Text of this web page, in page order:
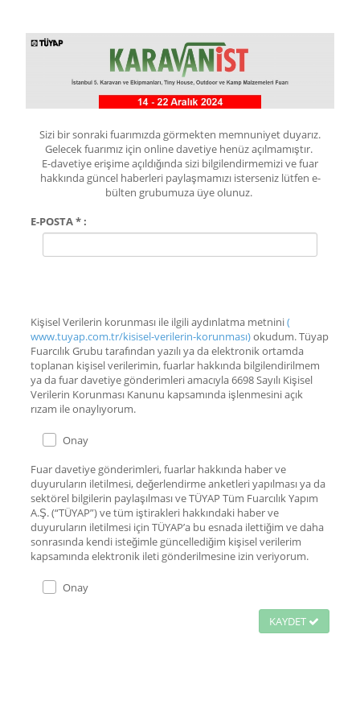
Sizi bir sonraki fuarımızda görmekten memnuniyet duyarız.
Gelecek fuarımız için online davetiye henüz açılmamıştır.
E-davetiye erişime açıldığında sizi bilgilendirmemizi ve fuar
hakkında güncel haberleri paylaşmamızı isterseniz lütfen e-
bülten grubumuza üye olunuz.
E-POSTA * :
Kişisel Verilerin korunması ile ilgili aydınlatma metnini(
www.tuyap.com.tr/kisisel-verilerin-korunması)okudum. Tüyap
Fuarcılık Grubu tarafından yazılı ya da elektronik ortamda
toplanan kişisel verilerimin, fuarlar hakkında bilgilendirilmem
ya da fuar davetiye gönderimleri amacıyla 6698 Sayılı Kişisel
Verilerin Korunması Kanunu kapsamında işlenmesini açık
rızam ile onaylıyorum.
Onay
Fuar davetiye gönderimleri, fuarlar hakkında haber ve
duyuruların iletilmesi, değerlendirme anketleri yapılması ya da
sektörel bilgilerin paylaşılması ve TÜYAP Tüm Fuarcılık Yapım
A.Ş. (“TÜYAP”) ve tüm iştirakleri hakkındaki haber ve
duyuruların iletilmesi için TÜYAP’a bu esnada ilettiğim ve daha
sonrasında kendi isteğimle güncellediğim kişisel verilerim
kapsamında elektronik ileti gönderilmesine izin veriyorum.
Onay
KAYDET